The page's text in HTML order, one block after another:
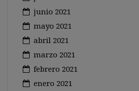
junio 2021
mayo 2021
abril 2021
marzo 2021
febrero 2021
enero 2021